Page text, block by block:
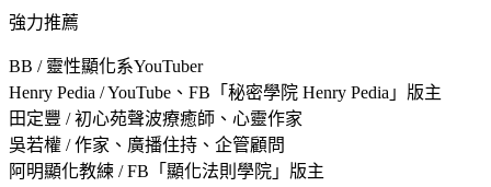
強力推薦
BB / 靈性顯化系YouTuber
Henry Pedia / YouTube、FB「秘密學院 Henry Pedia」版主
田定豐 / 初心苑聲波療癒師、心靈作家
吳若權 / 作家、廣播住持、企管顧問
阿明顯化教練 / FB「顯化法則學院」版主